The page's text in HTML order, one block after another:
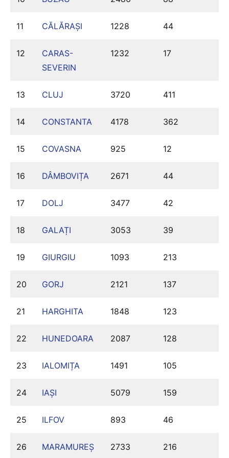
11 CĂLĂRAȘI 1228 44
12
CARAS-
SEVERIN
1232 17
13 CLUJ 3720 411
14 CONSTANTA 4178 362
15 COVASNA 925 12
16 DÂMBOVIȚA 2671 44
17 DOLJ 3477 42
18 GALAȚI 3053 39
19 GIURGIU 1093 213
20 GORJ 2121 137
21 HARGHITA 1848 123
22 HUNEDOARA 2087 128
23 IALOMIȚA 1491 105
24 IAȘI 5079 159
25 ILFOV 893 46
26 MARAMUREȘ 2733 216